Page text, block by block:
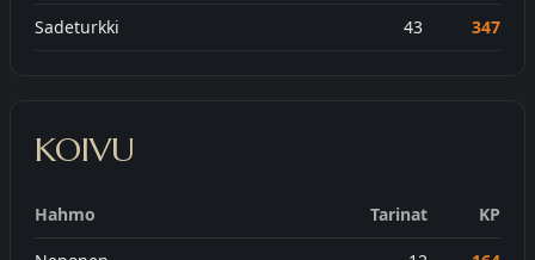
Sadeturkki 43 347
KOIVU
Hahmo Tarinat KP